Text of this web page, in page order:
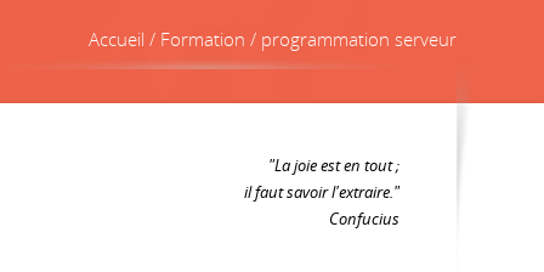
Accueil / Formation / programmation serveur
"La joie est en tout ;
il faut savoir l'extraire."
Confucius